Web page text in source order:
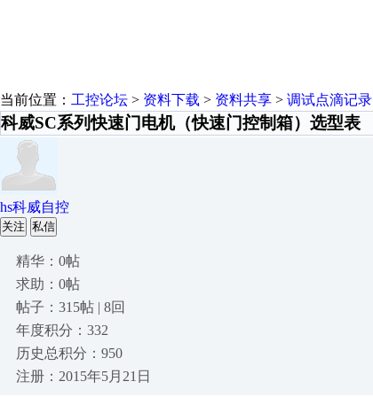
当前位置： 工控论坛 > 资料下载 > 资料共享 > 调试点滴记录
科威SC系列快速门电机（快速门控制箱）选型表
hs科威自控
关注 私信
精华：0帖
求助：0帖
帖子：315帖 | 8回
年度积分：332
历史总积分：950
注册：2015年5月21日